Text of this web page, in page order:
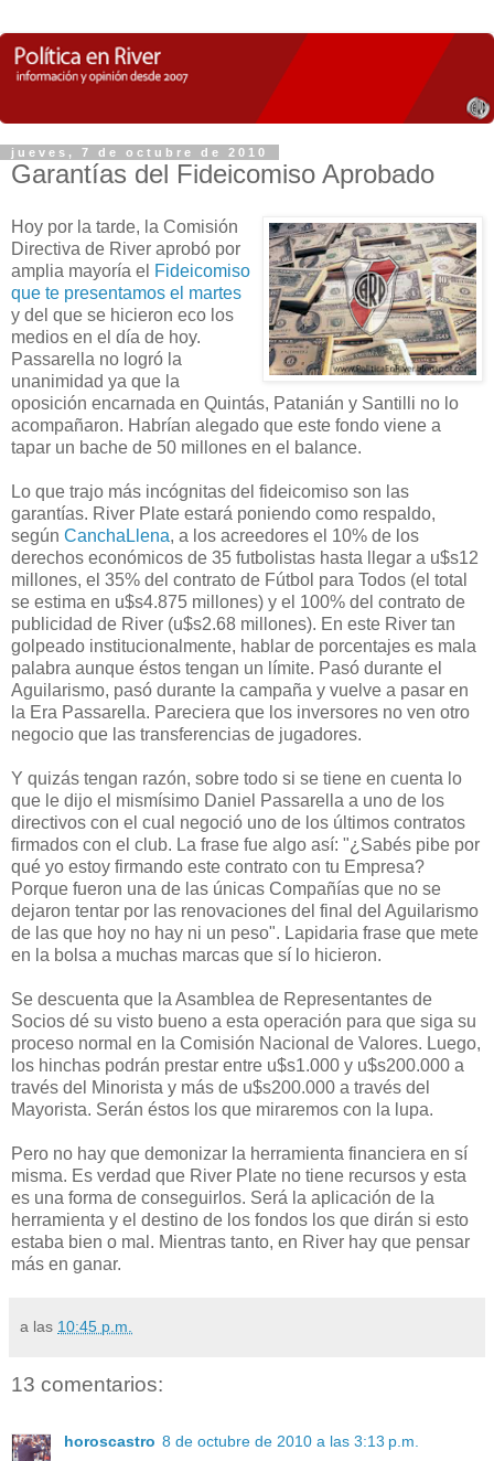
jueves, 7 de octubre de 2010
Garantías del Fideicomiso Aprobado
Hoy por la tarde, la Comisión
Directiva de River aprobó por
amplia mayoría el Fideicomiso
que te presentamos el martes
y del que se hicieron eco los
medios en el día de hoy.
Passarella no logró la
unanimidad ya que la
oposición encarnada en Quintás, Patanián y Santilli no lo
acompañaron. Habrían alegado que este fondo viene a
tapar un bache de 50 millones en el balance.
Lo que trajo más incógnitas del fideicomiso son las
garantías. River Plate estará poniendo como respaldo,
según CanchaLlena, a los acreedores el 10% de los
derechos económicos de 35 futbolistas hasta llegar a u$s12
millones, el 35% del contrato de Fútbol para Todos (el total
se estima en u$s4.875 millones) y el 100% del contrato de
publicidad de River (u$s2.68 millones). En este River tan
golpeado institucionalmente, hablar de porcentajes es mala
palabra aunque éstos tengan un límite. Pasó durante el
Aguilarismo, pasó durante la campaña y vuelve a pasar en
la Era Passarella. Pareciera que los inversores no ven otro
negocio que las transferencias de jugadores.
Y quizás tengan razón, sobre todo si se tiene en cuenta lo
que le dijo el mismísimo Daniel Passarella a uno de los
directivos con el cual negoció uno de los últimos contratos
firmados con el club. La frase fue algo así: "¿Sabés pibe por
qué yo estoy firmando este contrato con tu Empresa?
Porque fueron una de las únicas Compañías que no se
dejaron tentar por las renovaciones del final del Aguilarismo
de las que hoy no hay ni un peso". Lapidaria frase que mete
en la bolsa a muchas marcas que sí lo hicieron.
Se descuenta que la Asamblea de Representantes de
Socios dé su visto bueno a esta operación para que siga su
proceso normal en la Comisión Nacional de Valores. Luego,
los hinchas podrán prestar entre u$s1.000 y u$s200.000 a
través del Minorista y más de u$s200.000 a través del
Mayorista. Serán éstos los que miraremos con la lupa.
Pero no hay que demonizar la herramienta financiera en sí
misma. Es verdad que River Plate no tiene recursos y esta
es una forma de conseguirlos. Será la aplicación de la
herramienta y el destino de los fondos los que dirán si esto
estaba bien o mal. Mientras tanto, en River hay que pensar
más en ganar.
a las 10:45 p.m.
13 comentarios:
horoscastro 8 de octubre de 2010 a las 3:13 p.m.